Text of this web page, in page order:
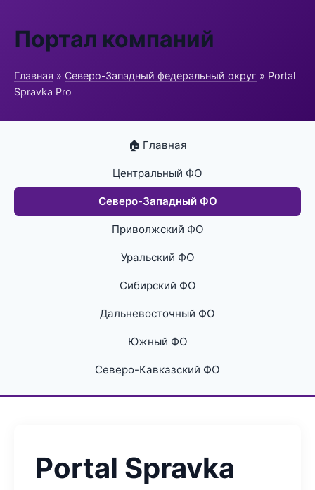
Портал компаний
Главная » Северо-Западный федеральный округ » Portal
Spravka Pro
🏠 Главная
Центральный ФО
Северо-Западный ФО
Приволжский ФО
Уральский ФО
Сибирский ФО
Дальневосточный ФО
Южный ФО
Северо-Кавказский ФО
Portal Spravka